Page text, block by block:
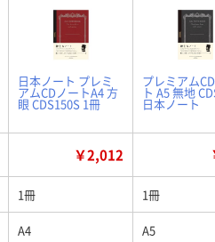
日本ノート プレミ
アムCDノートA4 方
眼 CDS150S 1冊
プレミアム
ト A5 無地
日本ノート
￥2,012
1冊 1冊
A4 A5